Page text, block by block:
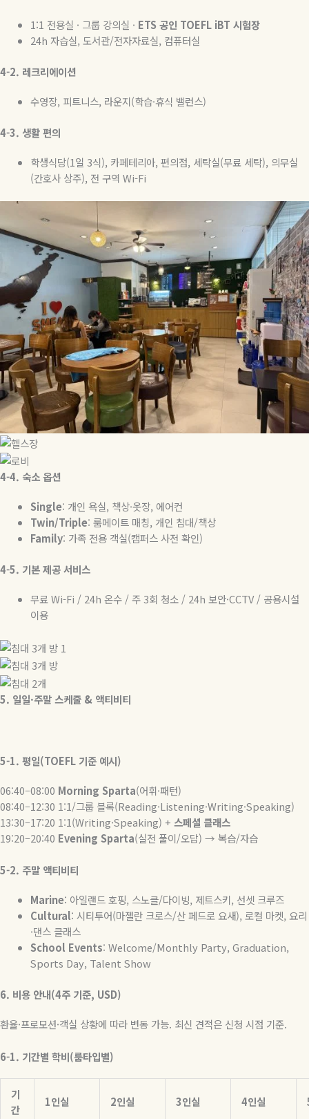
1:1 전용실 · 그룹 강의실 · ETS 공인 TOEFL iBT 시험장
24h 자습실, 도서관/전자자료실, 컴퓨터실
4-2. 레크리에이션
수영장, 피트니스, 라운지(학습·휴식 밸런스)
4-3. 생활편의
학생식당(1일 3식), 카페테리아, 편의점, 세탁실(무료 세탁), 의무실
(간호사 상주), 전 구역 Wi-Fi
4-4. 숙소 옵션
Single: 개인 욕실, 책상·옷장, 에어컨
Twin/Triple: 룸메이트 매칭, 개인 침대/책상
Family: 가족 전용 객실(캠퍼스 사전 확인)
4-5. 기본제공서비스
무료Wi-Fi / 24h 온수/주3회 청소/ 24h 보안·CCTV / 공용시설
이용
5. 일일·주말스케줄 & 액티비티
5-1. 평일(TOEFL 기준 예시)
06:40–08:00 Morning Sparta(어휘·패턴)
08:40–12:30 1:1/그룹 블록(Reading·Listening·Writing·Speaking)
13:30–17:20 1:1(Writing·Speaking) + 스페셜 클래스
19:20–20:40 Evening Sparta(실전 풀이/오답) → 복습/자습
5-2. 주말 액티비티
Marine: 아일랜드 호핑, 스노클/다이빙, 제트스키, 선셋 크루즈
Cultural: 시티투어(마젤란 크로스/산 페드로 요새), 로컬 마켓, 요리
·댄스 클래스
School Events: Welcome/Monthly Party, Graduation,
Sports Day, Talent Show
6. 비용 안내(4주 기준, USD)
환율·프로모션·객실 상황에 따라 변동 가능. 최신 견적은 신청 시점 기준.
6-1. 기간별 학비(룸타입별)
기
간
1인실 2인실 3인실 4인실